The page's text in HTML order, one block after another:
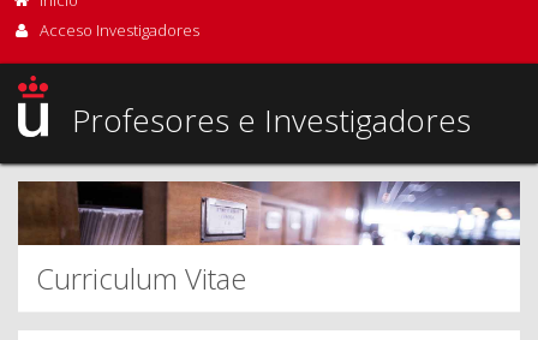
Acceso Investigadores
Profesores e Investigadores
Curriculum Vitae